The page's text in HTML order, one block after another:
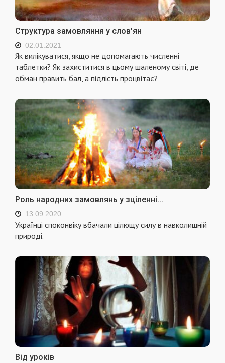
Структура замовляння у слов'ян
02.01.2021
Як вилікуватися, якщо не допомагають численні
таблетки? Як захиститися в цьому шаленому світі, де
обман править бал, а підлість процвітає?
Роль народних замовлянь у зціленні...
13.09.2020
Українці споконвіку вбачали цілющу силу в навколишній
природі.
Від уроків